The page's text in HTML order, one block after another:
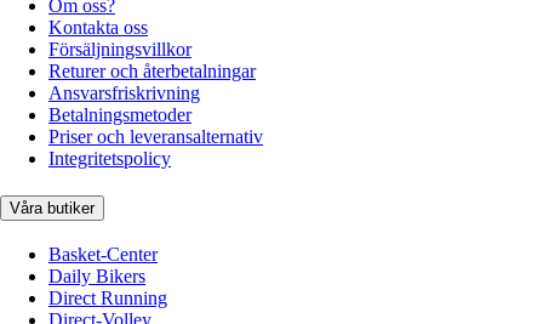
Om oss?
Kontakta oss
Försäljningsvillkor
Returer och återbetalningar
Ansvarsfriskrivning
Betalningsmetoder
Priser och leveransalternativ
Integritetspolicy
Våra butiker
Basket-Center
Daily Bikers
Direct Running
Direct-Volley